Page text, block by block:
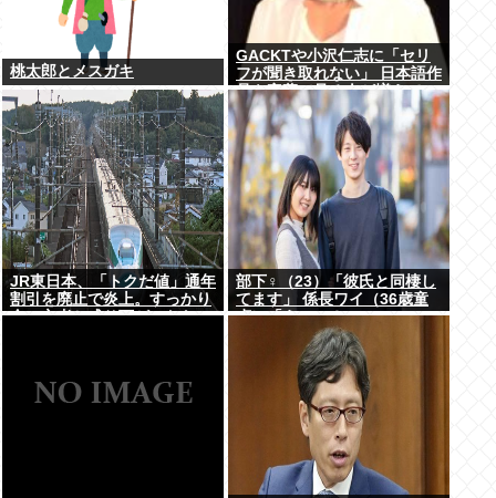
桃太郎とメスガキ
GACKTや小沢仁志に「セリ
フが聞き取れない」 日本語作
品を字幕で見る人が増えてい
る背景
JR東日本、「トクだ値」通年
割引を廃止で炎上。すっかり
金の亡者と成り下がったな
部下♀（23）「彼氏と同棲し
てます」 係長ワイ（36歳童
貞）「えっ…？」